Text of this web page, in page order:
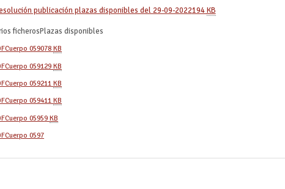
publicación plazas disponibles del 29-09-2022194KB
Plazas disponibles
Cuerpo 059078KB
Cuerpo 0591 29KB
Cuerpo 059211KB
Cuerpo 059411KB
Cuerpo 05959KB
Cuerpo 0597